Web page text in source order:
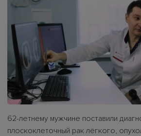
62-летнему мужчине поставили
плоскоклеточный рак лёгкого,